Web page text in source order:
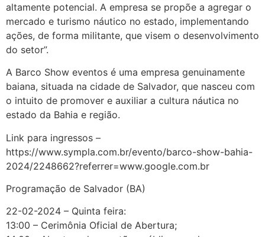
altamente potencial. A empresa se propõe a agregar o
mercado e turismo náutico no estado, implementando
ações, de forma militante, que visem o desenvolvimento
do setor”.
A Barco Show eventos é uma empresa genuinamente
baiana, situada na cidade de Salvador, que nasceu com
o intuito de promover e auxiliar a cultura náutica no
estado da Bahia e região.
Link para ingressos –
https://www.sympla.com.br/evento/barco-show-bahia-
2024/2248662?referrer=www.google.com.br
Programação de Salvador (BA)
22-02-2024 – Quinta feira:
13:00 – Cerimônia Oficial de Abertura;